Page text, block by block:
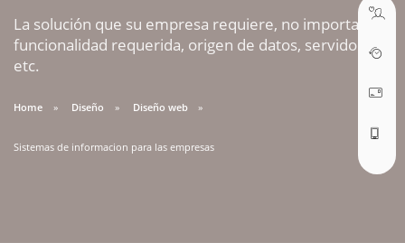
La solución que su empresa requiere, no importa la
funcionalidad requerida, origen de datos, servidores,
etc.
Home Diseño Diseño web
Sistemas de informacion para las empresas